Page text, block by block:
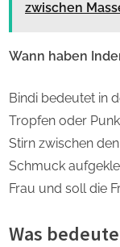
zwischen
Wann haben
Bindi bedeutet in
Tropfen oder
Stirn zwischen
Schmuck
Frau und soll die
Was